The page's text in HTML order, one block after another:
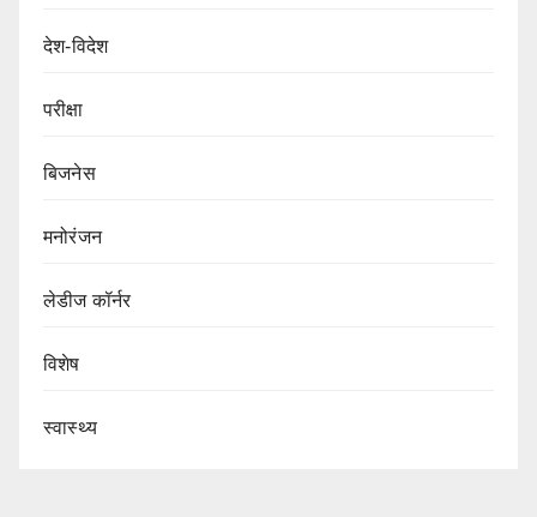
देश-विदेश
परीक्षा
बिजनेस
मनोरंजन
लेडीज कॉर्नर
विशेष
स्वास्थ्य